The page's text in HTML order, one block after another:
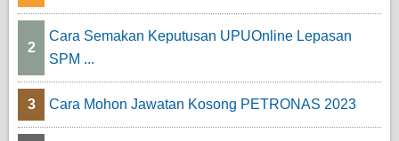
2
Cara Semakan Keputusan UPUOnline Lepasan
SPM ...
3 Cara Mohon Jawatan Kosong PETRONAS 2023